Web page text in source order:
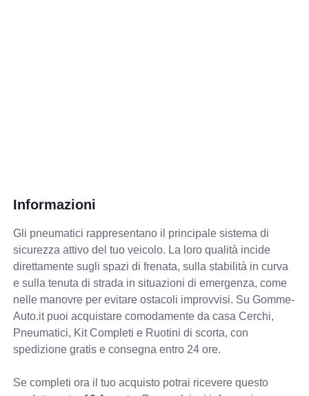
Informazioni
Gli pneumatici rappresentano il principale sistema di
sicurezza attivo del tuo veicolo. La loro qualità incide
direttamente sugli spazi di frenata, sulla stabilità in curva
e sulla tenuta di strada in situazioni di emergenza, come
nelle manovre per evitare ostacoli improvvisi. Su Gomme-
Auto.it puoi acquistare comodamente da casa Cerchi,
Pneumatici, Kit Completi e Ruotini di scorta, con
spedizione gratis e consegna entro 24 ore.
Se completi ora il tuo acquisto potrai ricevere questo